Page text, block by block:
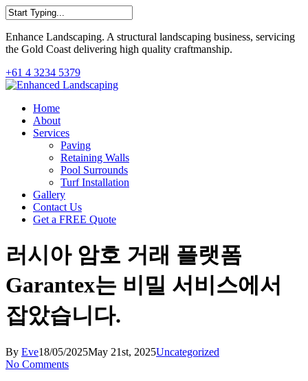
Skip
to
main
content
Search
Enhance Landscaping. A structural landscaping business, servicing
the Gold Coast delivering high quality craftmanship.
+61 4 3234 5379
Menu
Home
About
Services
Paving
Retaining Walls
Pool Surrounds
Turf Installation
Gallery
Contact Us
Get a FREE Quote
러시아 암호 거래 플랫폼
Garantex는 비밀 서비스에서
잡았습니다.
By Eve18/05/2025May 21st, 2025Uncategorized
No Comments